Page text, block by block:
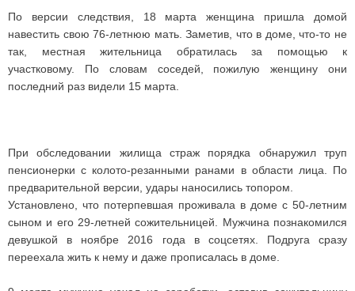
По версии следствия, 18 марта женщина пришла домой
навестить свою 76-летнюю мать. Заметив, что в доме, что-то не
так, местная жительница обратилась за помощью к
участковому. По словам соседей, пожилую женщину они
последний раз видели 15 марта.
При обследовании жилища страж порядка обнаружил труп
пенсионерки с колото-резанными ранами в области лица. По
предварительной версии, удары наносились топором.
Установлено, что потерпевшая проживала в доме с 50-летним
сыном и его 29-летней сожительницей. Мужчина познакомился
девушкой в ноябре 2016 года в соцсетях. Подруга сразу
переехала жить к нему и даже прописалась в доме.